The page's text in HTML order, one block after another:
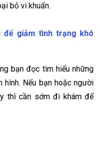
bỏ vi khuẩn.
để giảm tình trạng khó
bạn đọc tìm hiểu những
Nếu bạn hoặc người
thì cần sớm đi khám để